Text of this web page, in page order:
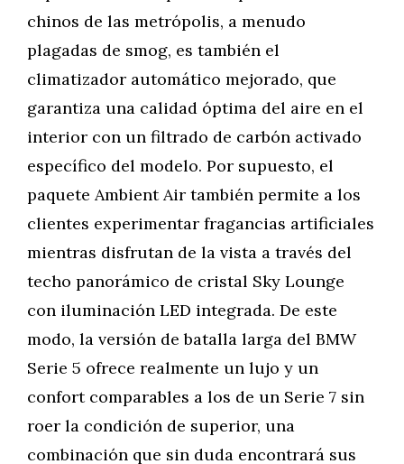
chinos de las metrópolis, a menudo
plagadas de smog, es también el
climatizador automático mejorado, que
garantiza una calidad óptima del aire en el
interior con un filtrado de carbón activado
específico del modelo. Por supuesto, el
paquete Ambient Air también permite a los
clientes experimentar fragancias artificiales
mientras disfrutan de la vista a través del
techo panorámico de cristal Sky Lounge
con iluminación LED integrada. De este
modo, la versión de batalla larga del BMW
Serie 5 ofrece realmente un lujo y un
confort comparables a los de un Serie 7 sin
roer la condición de superior, una
combinación que sin duda encontrará sus